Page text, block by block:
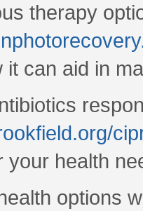
therapy
it can aid in
your health
options